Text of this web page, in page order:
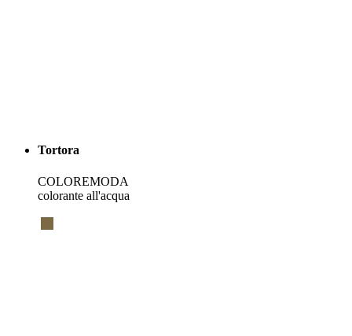
Tortora
COLOREMODA
colorante all'acqua